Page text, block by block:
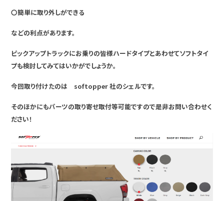
〇簡単に取り外しができる
などの利点があります。
ピックアップトラックにお乗りの皆様ハードタイプとあわせてソフトタイ
プも検討してみてはいかがでしょうか。
今回取り付けたのは softopper 社のシェルです。
そのほかにもパーツの取り寄せ取付等可能ですので是非お問い合わせく
ださい！